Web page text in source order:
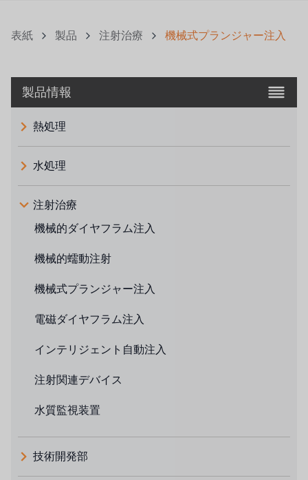
表紙 製品 注射治療 機械式プランジャー注入
製品情報
熱処理
水処理
注射治療
機械的ダイヤフラム注入
機械的蠕動注射
機械式プランジャー注入
電磁ダイヤフラム注入
インテリジェント自動注入
注射関連デバイス
水質監視装置
技術開発部